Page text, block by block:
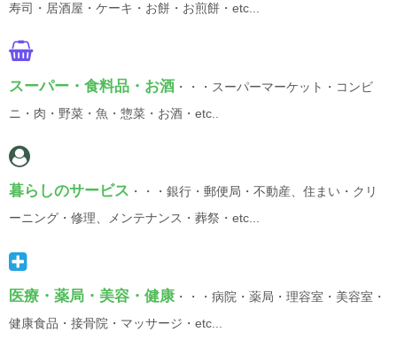
寿司・居酒屋・ケーキ・お餅・お煎餅・etc...
スーパー・食料品・お酒 ・・・スーパーマーケット・コンビ
ニ・肉・野菜・魚・惣菜・お酒・etc..
暮らしのサービス ・・・銀行・郵便局・不動産、住まい・クリ
ーニング・修理、メンテナンス・葬祭・etc...
医療・薬局・美容・健康 ・・・病院・薬局・理容室・美容室・
健康食品・接骨院・マッサージ・etc...